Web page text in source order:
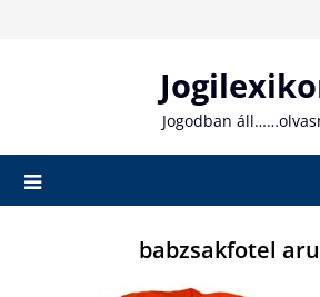
Jogodban
babzsakfotel